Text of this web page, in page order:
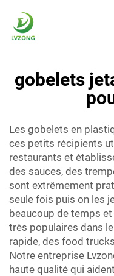
gobelets
Les gobelets en
ces petits récipients
restaurants et
des sauces, des
sont extrêmement
seule fois puis on les
beaucoup de temps
très populaires dans
rapide, des food
Notre entreprise
haute qualité qui